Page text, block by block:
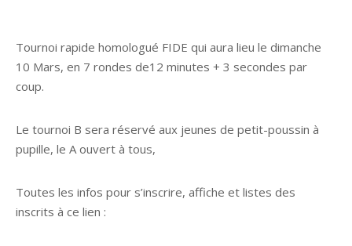
Tournoi rapide homologué FIDE qui aura lieu le dimanche
10 Mars, en 7 rondes de12 minutes + 3 secondes par
coup.
Le tournoi B sera réservé aux jeunes de petit-poussin à
pupille, le A ouvert à tous,
Toutes les infos pour s’inscrire, affiche et listes des
inscrits à ce lien :